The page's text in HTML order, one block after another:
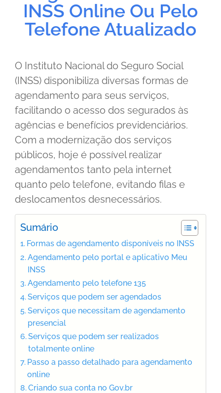
INSS Online Ou Pelo
Telefone Atualizado
O Instituto Nacional do Seguro Social
(INSS) disponibiliza diversas formas de
agendamento para seus serviços,
facilitando o acesso dos segurados às
agências e benefícios previdenciários.
Com a modernização dos serviços
públicos, hoje é possível realizar
agendamentos tanto pela internet
quanto pelo telefone, evitando filas e
deslocamentos desnecessários.
Sumário
Formas de agendamento disponíveis no INSS
Agendamento pelo portal e aplicativo Meu
INSS
Agendamento pelo telefone 135
Serviços que podem ser agendados
Serviços que necessitam de agendamento
presencial
Serviços que podem ser realizados
totalmente online
Passo a passo detalhado para agendamento
online
Criando sua conta no Gov.br